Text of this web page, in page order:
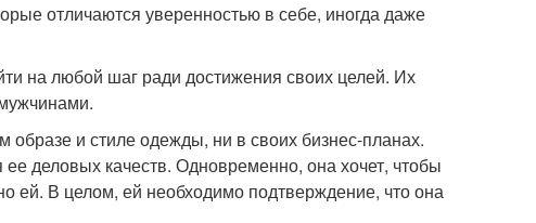
отличаются уверенностью в себе, иногда даже
на любой шаг ради достижения своих целей. Их
и стиле одежды, ни в своих бизнес-планах.
деловых качеств. Одновременно, она хочет, чтобы
ей. В целом, ей необходимо подтверждение, что она